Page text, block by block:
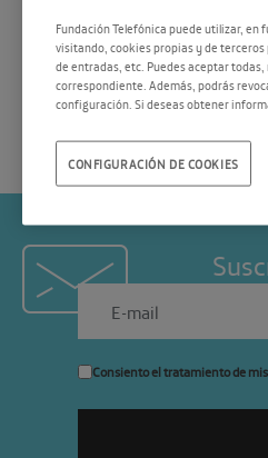
un
Consiento el tratamiento de
Fundación Telefónica puede utilizar,
visitando, cookies propias y de
de entradas, etc. Puedes aceptar
correspondiente. Además, podrás
configuración. Si deseas obtener
CONFIGURACIÓN DE COOKIES